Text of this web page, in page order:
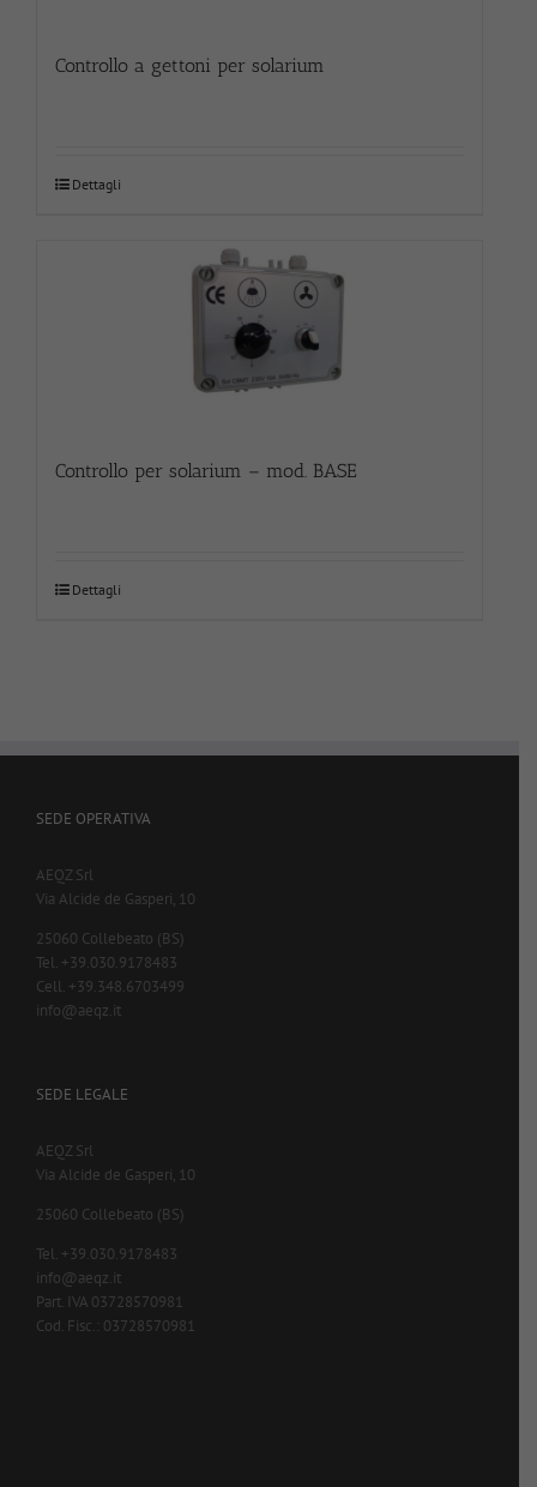
Controllo a gettoni per solarium
Dettagli
Controllo per solarium – mod. BASE
Dettagli
SEDE OPERATIVA
AEQZ Srl
Via Alcide de Gasperi, 10
25060 Collebeato (BS)
Tel. +39.030.9178483
Cell. +39.348.6703499
info@aeqz.it
SEDE LEGALE
AEQZ Srl
Via Alcide de Gasperi, 10
25060 Collebeato (BS)
Tel. +39.030.9178483
info@aeqz.it
Part. IVA 03728570981
Cod. Fisc.: 03728570981